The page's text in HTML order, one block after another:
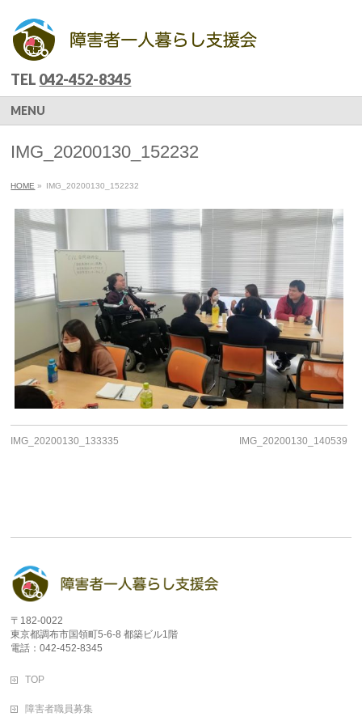
TEL 042-452-8345
MENU
IMG_20200130_152232
HOME » IMG_20200130_152232
IMG_20200130_133335 IMG_20200130_140539
〒182-0022
東京都調布市国領町5-6-8 都築ビル1階
電話：042-452-8345
TOP
障害者職員募集